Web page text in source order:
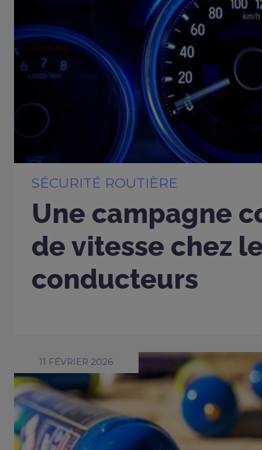
SÉCURITÉ ROUTIÈRE
Une campagne
de vitesse chez
conducteurs
11 FÉVRIER 2026